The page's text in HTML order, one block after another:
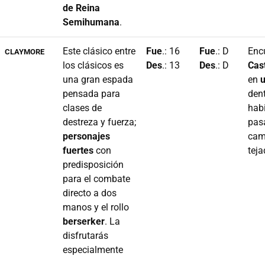
de Reina
Semihumana.
CLAYMORE
Este clásico entre
los clásicos es
una gran espada
pensada para
clases de
destreza y fuerza;
personajes
fuertes con
predisposición
para el combate
directo a dos
manos y el rollo
berserker. La
disfrutarás
especialmente
Fue.: 16
Des.: 13
Fue.: D
Des.: D
en